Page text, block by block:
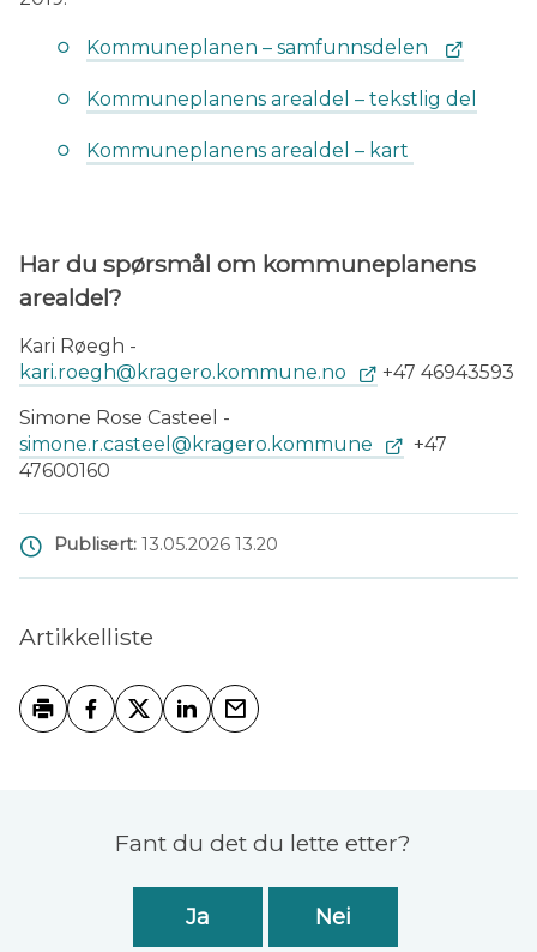
Kommuneplanen – samfunnsdelen
Kommuneplanens arealdel – tekstlig del
Kommuneplanens arealdel – kart
Har du spørsmål om kommuneplanens
arealdel?
Kari Røegh -
kari.roegh@kragero.kommune.no
+47 46943593
Simone Rose Casteel -
simone.r.casteel@kragero.kommune
+47
47600160
Publisert 13.05.2026 13.20
Artikkelliste
Fant du det du lette etter?
Ja Nei